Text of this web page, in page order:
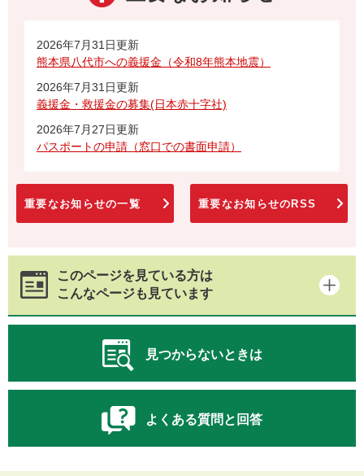
2026年7月31日更新
熊本県八代市への義援金（令和8年熊本地震）
2026年7月31日更新
義援金・救援金の募集(日本赤十字社)
2026年7月27日更新
パスポートの申請（窓口での書面申請）
重要なお知らせの一覧 重要なお知らせのRSS
このページを見ている方は
こんなページも見ています
見つからないときは
よくある質問と回答